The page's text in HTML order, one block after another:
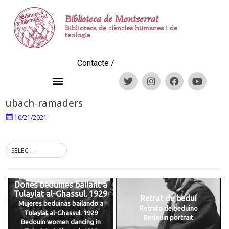
Biblioteca de Montserrat
Biblioteca de ciències humanes i de
teologia
Contacte /
ubach-ramaders
10/21/2021
SELECT TAG
Dones beduïnes ballant a
Tulaylat al-Ghassul. 1929
Mujeres beduinas bailando a
Tulaylat al-Ghassul. 1929
Bedouin women dancing in
Retrat de beduí
Retrato de beduino
Bedouin portrait